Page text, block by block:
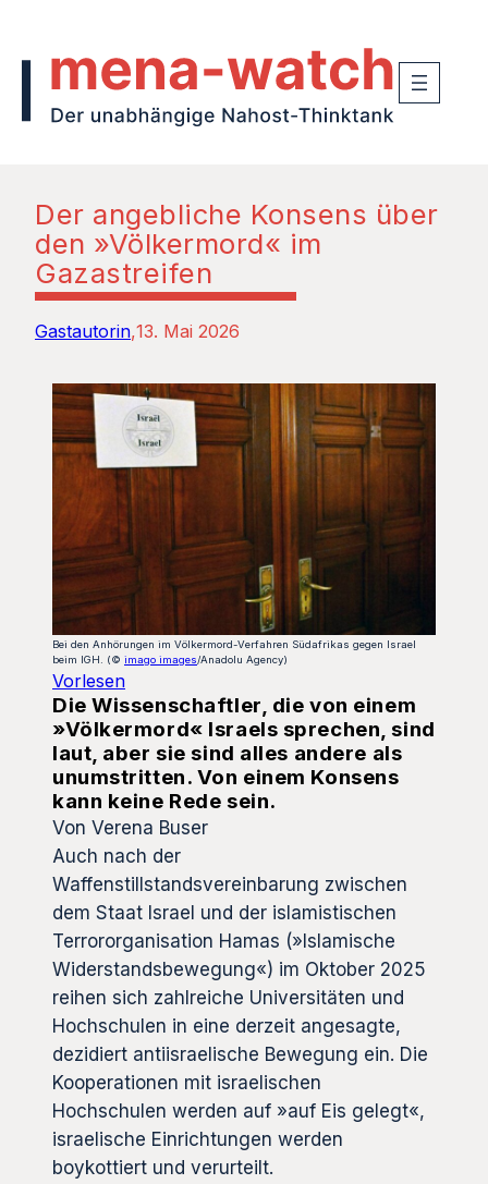
Der angebliche Konsens über
den »Völkermord« im
Gazastreifen
Gastautorin 13. Mai 2026
Bei den Anhörungen im Völkermord-Verfahren Südafrikas gegen Israel
beim IGH. (© imago images/Anadolu Agency)
Vorlesen
Die Wissenschaftler, die von einem
»Völkermord« Israels sprechen, sind
laut, aber sie sind alles andere als
unumstritten. Von einem Konsens
kann keine Rede sein.
Von Verena Buser
Auch nach der
Waffenstillstandsvereinbarung zwischen
dem Staat Israel und der islamistischen
Terrororganisation Hamas (»Islamische
Widerstandsbewegung«) im Oktober 2025
reihen sich zahlreiche Universitäten und
Hochschulen in eine derzeit angesagte,
dezidiert antiisraelische Bewegung ein. Die
Kooperationen mit israelischen
Hochschulen werden auf »auf Eis gelegt«,
israelische Einrichtungen werden
boykottiert und verurteilt.